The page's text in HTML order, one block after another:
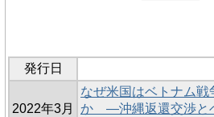
発行日
2022年3月
なぜ米国はベトナム
か ―沖縄返還交渉と